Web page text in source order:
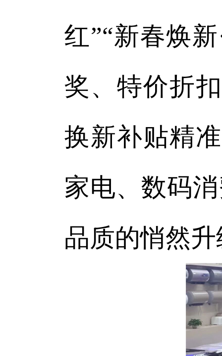
红”“新春焕
奖、特价折
换新补贴精
家电、数码
品质的悄然